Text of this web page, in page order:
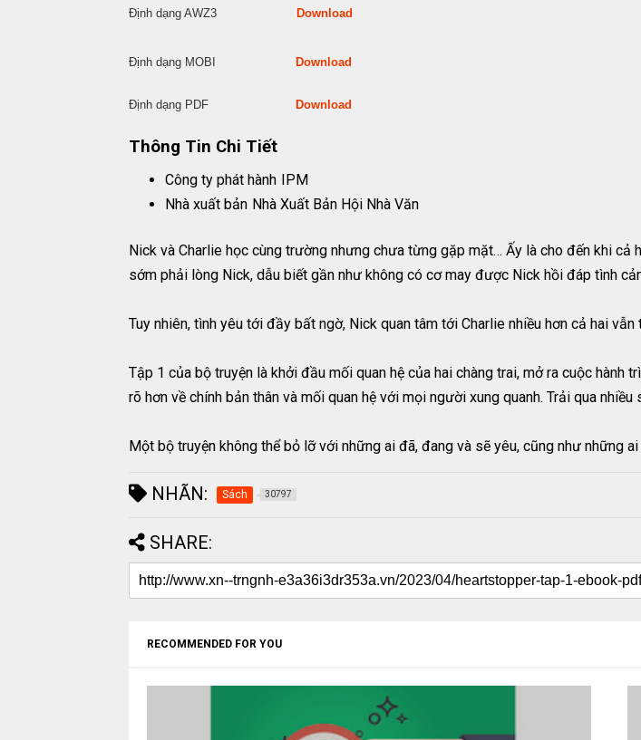
Định dạng AWZ3 Download
Định dạng MOBI Download
Định dạng PDF Download
Thông Tin Chi Tiết
Công ty phát hành IPM
Nhà xuất bản Nhà Xuất Bản Hội Nhà Văn
Nick và Charlie học cùng trường nhưng chưa từng gặp mặt… Ấy là cho đến khi cả
sớm phải lòng Nick, dẫu biết gần như không có cơ may được Nick hồi đáp tình
Tuy nhiên, tình yêu tới đầy bất ngờ, Nick quan tâm tới Charlie nhiều hơn cả hai vẫn
Tập 1 của bộ truyện là khởi đầu mối quan hệ của hai chàng trai, mở ra cuộc hành
rõ hơn về chính bản thân và mối quan hệ với mọi người xung quanh. Trải qua
Một bộ truyện không thể bỏ lỡ với những ai đã, đang và sẽ yêu, cũng như những
NHÃN: Sách 30797
SHARE:
RECOMMENDED FOR YOU